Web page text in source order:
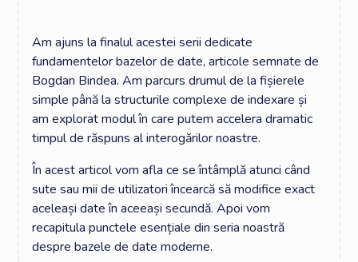
Am ajuns la finalul acestei serii dedicate
fundamentelor bazelor de date, articole semnate de
Bogdan Bindea. Am parcurs drumul de la fișierele
simple până la structurile complexe de indexare și
am explorat modul în care putem accelera dramatic
timpul de răspuns al interogărilor noastre.
În acest articol vom afla ce se întâmplă atunci când
sute sau mii de utilizatori încearcă să modifice exact
aceleași date în aceeași secundă. Apoi vom
recapitula punctele esențiale din seria noastră
despre bazele de date moderne.